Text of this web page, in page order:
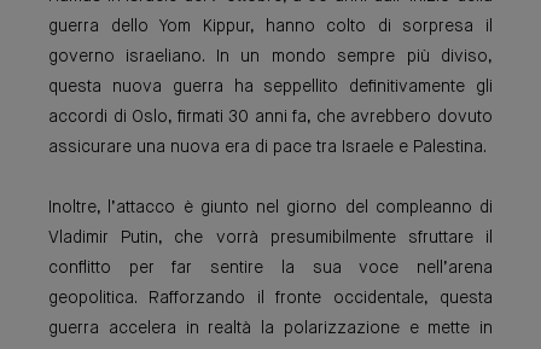
guerra dello Yom Kippur, hanno colto di sorpresa il
governo israeliano. In un mondo sempre più diviso,
questa nuova guerra ha seppellito definitivamente gli
accordi di Oslo, firmati 30 anni fa, che avrebbero dovuto
assicurare una nuova era di pace tra Israele e Palestina.
Inoltre, l’attacco è giunto nel giorno del compleanno di
Vladimir Putin, che vorrà presumibilmente sfruttare il
conflitto per far sentire la sua voce nell’arena
geopolitica. Rafforzando il fronte occidentale, questa
guerra accelera in realtà la polarizzazione e mette in